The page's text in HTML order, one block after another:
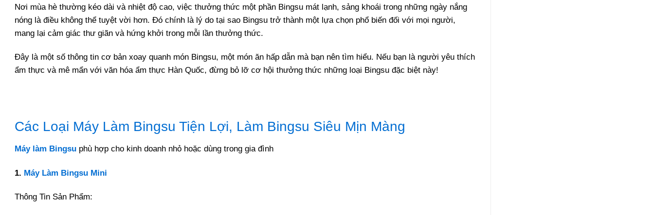
Nơi mùa hè thường kéo dài và nhiệt độ cao, việc thưởng thức một phần Bingsu mát lạnh, sảng khoái trong những ngày nắng
nóng là điều không thể tuyệt vời hơn. Đó chính là lý do tại sao Bingsu trở thành một lựa chọn phổ biến đối với mọi người,
mang lại cảm giác thư giãn và hứng khởi trong mỗi lần thưởng thức.
Đây là một số thông tin cơ bản xoay quanh món Bingsu, một món ăn hấp dẫn mà bạn nên tìm hiểu. Nếu bạn là người yêu thích
ẩm thực và mê mẩn với văn hóa ẩm thực Hàn Quốc, đừng bỏ lỡ cơ hội thưởng thức những loại Bingsu đặc biệt này!
Các Loại Máy Làm Bingsu Tiện Lợi, Làm Bingsu Siêu Mịn Màng
Máy làm Bingsu phù hợp cho kinh doanh nhỏ hoặc dùng trong gia đình
1. Máy Làm Bingsu Mini
Thông Tin Sản Phẩm: